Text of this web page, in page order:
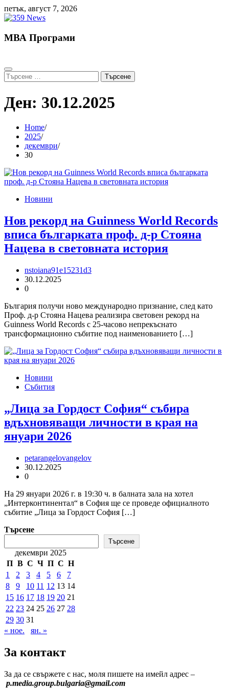
Skip
to
петък, август 7, 2026
МВА Програми
Търсене
за:
Ден: 30.12.2025
Home
2025
декември
30
Новини
Нов рекорд на Guinness World Records
вписа българката проф. д-р Стояна
Нацева в световната история
nstoiana91e15231d3
30.12.2025
0
България получи ново международно признание, след като
Проф. д-р Стояна Нацева реализира световен рекорд на
Guinness World Records с 25-часово непрекъснато
трансформационно събитие под наименованието […]
Новини
Събития
„Лица за Гордост София“ събира
вдъхновяващи личности в края на
януари 2026
petarangelovangelov
30.12.2025
0
На 29 януари 2026 г. в 19:30 ч. в балната зала на хотел
„Интерконтинентал“ в София ще се проведе официалното
събитие „Лица за Гордост София […]
Търсене
Търсене
декември 2025
П В С Ч П С Н
1
2 3 4 5 6
7
8
9 10 11 12 13 14
15 16 17 18 19 20 21
22 23 24 25 26 27 28
29 30 31
« ное.
ян. »
За контакт
За да се свържете с нас, моля пишете на имейл адрес –
p.media.group.bulgaria@gmail.com